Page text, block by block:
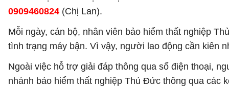
0909460824 (Chị Lan).
Mỗi ngày, cán bộ, nhân viên bảo hiểm thất nghiệp
tình trạng máy bận. Vì vậy, người lao động cần kiên
Ngoài việc hỗ trợ giải đáp thông qua số điện thoại,
nhánh bảo hiểm thất nghiệp Thủ Đức thông qua các